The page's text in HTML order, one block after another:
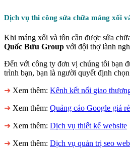
Dịch vụ thi công sửa chữa máng xối
Khi máng xối và tôn cần được sửa
Quốc Bửu Group với đội thợ lành
Đến với công ty đơn vị chúng tôi bạn
trình bạn, bạn là người quyết định
➜ Xem thêm: Kênh kết nối giao
➜ Xem thêm: Quảng cáo Google giá rẻ
➜ Xem thêm: Dịch vụ thiết kế website
➜ Xem thêm: Dịch vụ quản trị seo web